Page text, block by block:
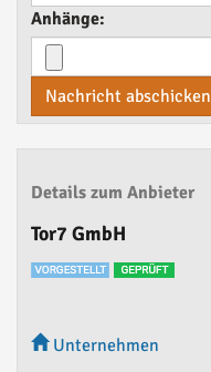
Anhänge:
Nachricht abschicken
Details zum Anbieter
Tor7 GmbH
Unternehmen